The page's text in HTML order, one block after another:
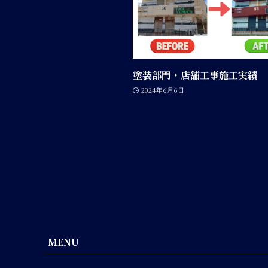
塗装部門・店舗工事施工実績
2024年6月6日
MENU